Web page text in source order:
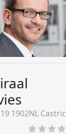
1902NL